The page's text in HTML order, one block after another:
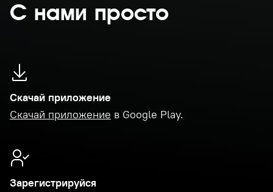
С нами просто
Скачай приложение
Скачай приложение в Google Play.
Зарегистрируйся